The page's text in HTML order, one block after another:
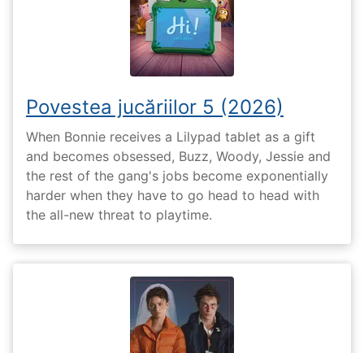
Povestea jucăriilor 5 (2026)
When Bonnie receives a Lilypad tablet as a gift
and becomes obsessed, Buzz, Woody, Jessie and
the rest of the gang's jobs become exponentially
harder when they have to go head to head with
the all-new threat to playtime.